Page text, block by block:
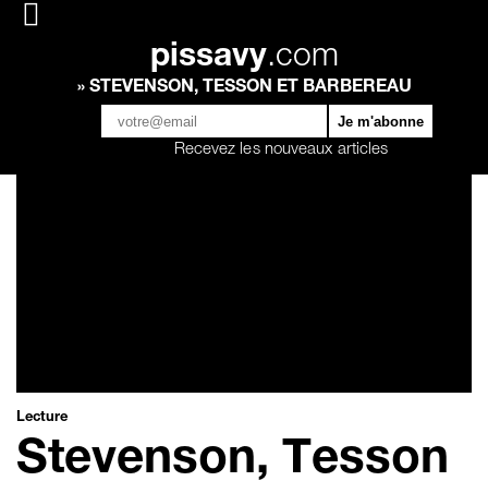
pissavy.com
» STEVENSON, TESSON ET BARBEREAU
Recevez les nouveaux articles
Lecture
Stevenson, Tesson